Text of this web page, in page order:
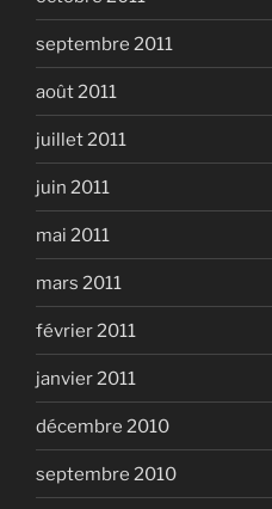
septembre 2011
août 2011
juillet 2011
juin 2011
mai 2011
mars 2011
février 2011
janvier 2011
décembre 2010
septembre 2010